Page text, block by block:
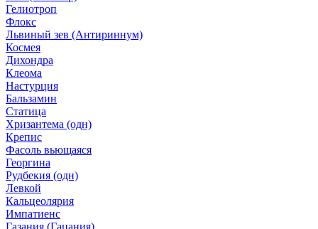
Гелиотроп
Флокс
Львиный зев (Антириннум)
Космея
Дихондра
Клеома
Настурция
Бальзамин
Статица
Хризантема (одн)
Крепис
Фасоль вьющаяся
Георгина
Рудбекия (одн)
Левкой
Кальцеолярия
Импатиенс
Газания (Гацания)